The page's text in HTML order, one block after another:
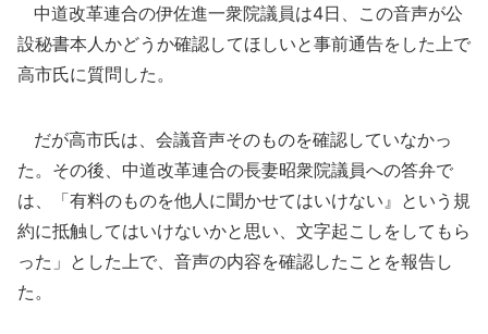
中道改革連合の伊佐進一衆院議員は4日、この音声が公
設秘書本人かどうか確認してほしいと事前通告をした上で
高市氏に質問した。
だが高市氏は、会議音声そのものを確認していなかっ
た。その後、中道改革連合の長妻昭衆院議員への答弁で
は、「有料のものを他人に聞かせてはいけない』という規
約に抵触してはいけないかと思い、文字起こしをしてもら
った」とした上で、音声の内容を確認したことを報告し
た。